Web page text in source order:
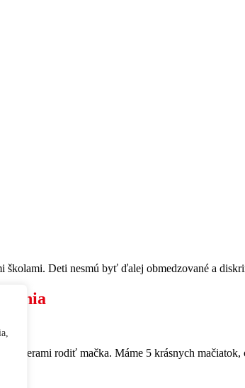
školami. Deti nesmú byť ďalej obmedzované a
dverami rodiť mačka. Máme 5 krásnych